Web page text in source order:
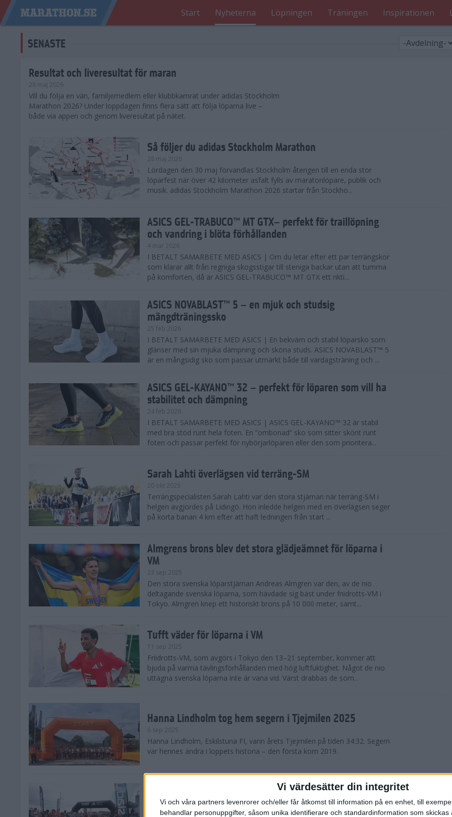
Vi värdesätter din integritet
Vi och våra partners levenrorer och/eller får åtkomst till information på en enhet, till
behandlar personuppgifter, såsom unika identifierare och standardinformation som skickas
Start Nyheterna Löpningen Träningen Inspirationen
SENASTE
Resultat och liveresultat för maran
28 maj 2026
​Vill du följa en vän, familjemedlem eller klubbkamrat under adidas Stockholm
Marathon 2026? Under loppdagen finns flera sätt att följa löparna live –
både via appen och genom liveresultat på nätet.
Så följer du adidas Stockholm Marathon
28 maj 2026
Lördagen den 30 maj förvandlas Stockholm återigen till en enda stor
löparfest när över 42 kilometer asfalt fylls av maratonlöpare, publik och
musik. adidas Stockholm Marathon 2026 startar från Stockho...
ASICS GEL-TRABUCO™ MT GTX– perfekt för traillöpning
och vandring i blöta förhållanden
4 mar 2026
I BETALT SAMARBETE MED ASICS | Om du letar efter ett par terrängskor
som klarar allt från regniga skogsstigar till steniga backar utan att tumma
på komforten, då är ASICS GEL-TRABUCO™ MT GTX ett rikti...
ASICS NOVABLAST™ 5 – en mjuk och studsig
mängdträningssko
25 feb 2026
I BETALT SAMARBETE MED ASICS | En bekväm och stabil löparsko som
glänser med sin mjuka dämpning och sköna studs. ASICS NOVABLAST™ 5
är en mångsidig sko som passar utmärkt både till vardagsträning och ...
ASICS GEL-KAYANO™ 32 – perfekt för löparen som vill ha
stabilitet och dämpning
24 feb 2026
I BETALT SAMARBETE MED ASICS | ASICS GEL-KAYANO™ 32 är stabil
med bra stöd runt hela foten. En ”ombonad” sko som sitter skönt runt
foten och passar perfekt för nybörjarlöparen eller den som prioritera...
Sarah Lahti överlägsen vid terräng-SM
20 okt 2025
Terrängspecialisten Sarah Lahti var den stora stjärnan när terräng-SM i
helgen avgjordes på Lidingö. Hon inledde helgen med en överlägsen seger
på korta banan 4 km efter att haft ledningen från start ...
Almgrens brons blev det stora glädjeämnet för löparna i
VM
23 sep 2025
Den stora svenska löparstjärnan Andreas Almgren var den, av de nio
deltagande svenska löparna, som hävdade sig bäst under friidrotts-VM i
Tokyo. Almgren knep ett historiskt brons på 10 000 meter, samt...
Tufft väder för löparna i VM
11 sep 2025
Friidrotts-VM, som avgörs i Tokyo den 13–21 september, kommer att
bjuda på varma tävlingsförhållanden med hög luftfuktighet. Något de nio
uttagna svenska löparna inte är vana vid. Värst drabbas de som...
Hanna Lindholm tog hem segern i Tjejmilen 2025
6 sep 2025
Hanna Lindholm, Eskilstuna FI, vann årets Tjejmilen på tiden 34:32. Segern
var hennes andra i loppets historia – den första kom 2019.
Snabbaste segertiden på 12 år i rekordstort adidas
Stockholm Halvmaraton
30 aug 2025